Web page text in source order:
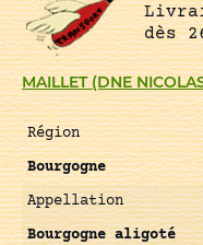
MAILLET (DNE
Région
Bourgogne
Appellation
Bourgogne aligoté
dès